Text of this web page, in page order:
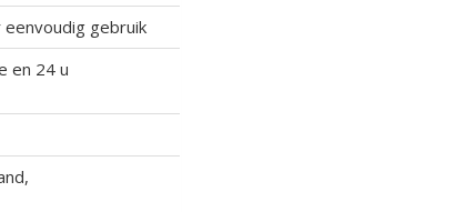
gebruik
en 24 u